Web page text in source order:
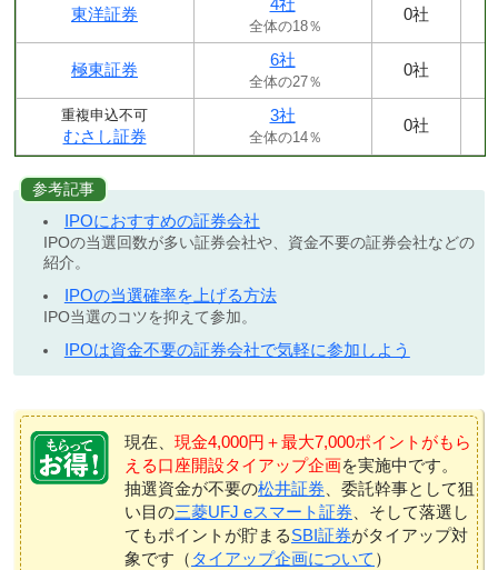
東洋証券
4社
全体の18％
0社
極東証券
6社
全体の27％
0社
重複申込不可
むさし証券
3社
全体の14％
0社
参考記事
IPOにおすすめの証券会社
IPOの当選回数が多い証券会社や、資金不要の証券会社などの
紹介。
IPOの当選確率を上げる方法
IPO当選のコツを抑えて参加。
IPOは資金不要の証券会社で気軽に参加しよう
現在、 現金4,000円＋最大7,000ポイントがもら
える口座開設タイアップ企画を実施中です。
抽選資金が不要の松井証券 、委託幹事として狙
い目の三菱UFJ eスマート証券 、そして落選し
てもポイントが貯まるSBI証券がタイアップ対
象です（ タイアップ企画について ）